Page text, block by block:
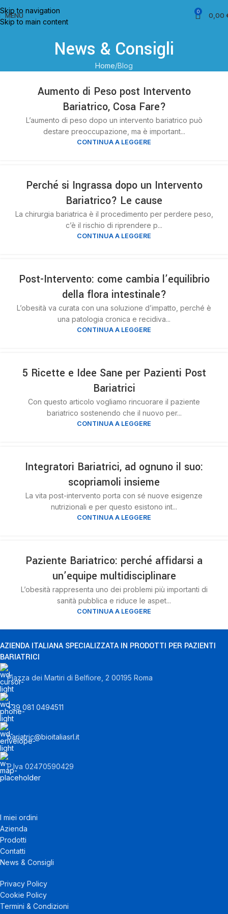
Skip to navigation
Skip to main content
MENU 0 0,00
News & Consigli
Home Blog
Aumento di Peso post Intervento
Bariatrico, Cosa Fare?
L’aumento di peso dopo un intervento bariatrico può
destare preoccupazione, ma è important...
CONTINUA A LEGGERE
Perché si Ingrassa dopo un Intervento
Bariatrico? Le cause
La chirurgia bariatrica è il procedimento per perdere peso,
c’è il rischio di riprendere p...
CONTINUA A LEGGERE
NOVPost-Intervento: come cambia l’equilibrio
della flora intestinale?
L’obesità va curata con una soluzione d’impatto, perché è
una patologia cronica e recidiva...
CONTINUA A LEGGERE
5 Ricette e Idee Sane per Pazienti Post
Bariatrici
Con questo articolo vogliamo rincuorare il paziente
bariatrico sostenendo che il nuovo per...
CONTINUA A LEGGERE
Integratori Bariatrici, ad ognuno il suo:
scopriamoli insieme
La vita post-intervento porta con sé nuove esigenze
nutrizionali e per questo esistono int...
CONTINUA A LEGGERE
Paziente Bariatrico: perché affidarsi a
un’equipe multidisciplinare
L’obesità rappresenta uno dei problemi più importanti di
sanità pubblica e riduce le aspet...
CONTINUA A LEGGERE
AZIENDA ITALIANA SPECIALIZZATA IN PRODOTTI PER PAZIENTI
BARIATRICI
Piazza dei Martiri di Belfiore, 2 00195 Roma
+39 081 0494511
bariatric@bioitaliasrl.it
P.Iva 02470590429
I miei ordini
Azienda
Prodotti
Contatti
News & Consigli
Privacy Policy
Cookie Policy
Termini & Condizioni